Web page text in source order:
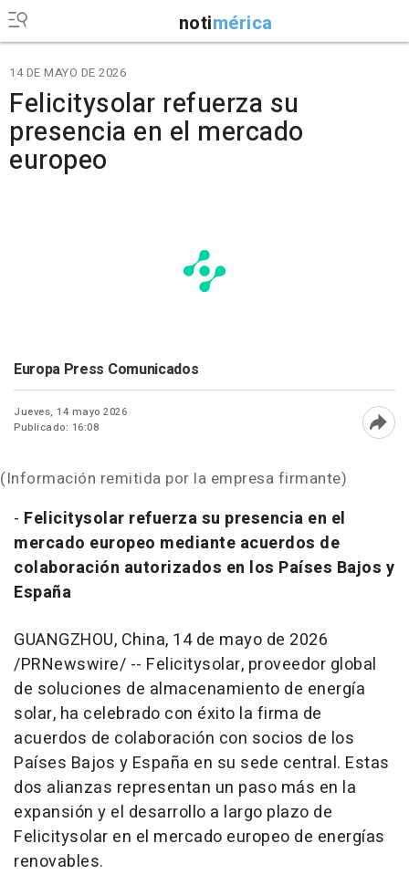
notimérica
14 DE MAYO DE 2026
Felicitysolar refuerza su
presencia en el mercado
europeo
Europa Press Comunicados
Jueves, 14 mayo 2026
Publicado: 16:08
(Información remitida por la empresa firmante)
- Felicitysolar refuerza su presencia en el
mercado europeo mediante acuerdos de
colaboración autorizados en los Países Bajos y
España
GUANGZHOU, China, 14 de mayo de 2026
/PRNewswire/ -- Felicitysolar, proveedor global
de soluciones de almacenamiento de energía
solar, ha celebrado con éxito la firma de
acuerdos de colaboración con socios de los
Países Bajos y España en su sede central. Estas
dos alianzas representan un paso más en la
expansión y el desarrollo a largo plazo de
Felicitysolar en el mercado europeo de energías
renovables.